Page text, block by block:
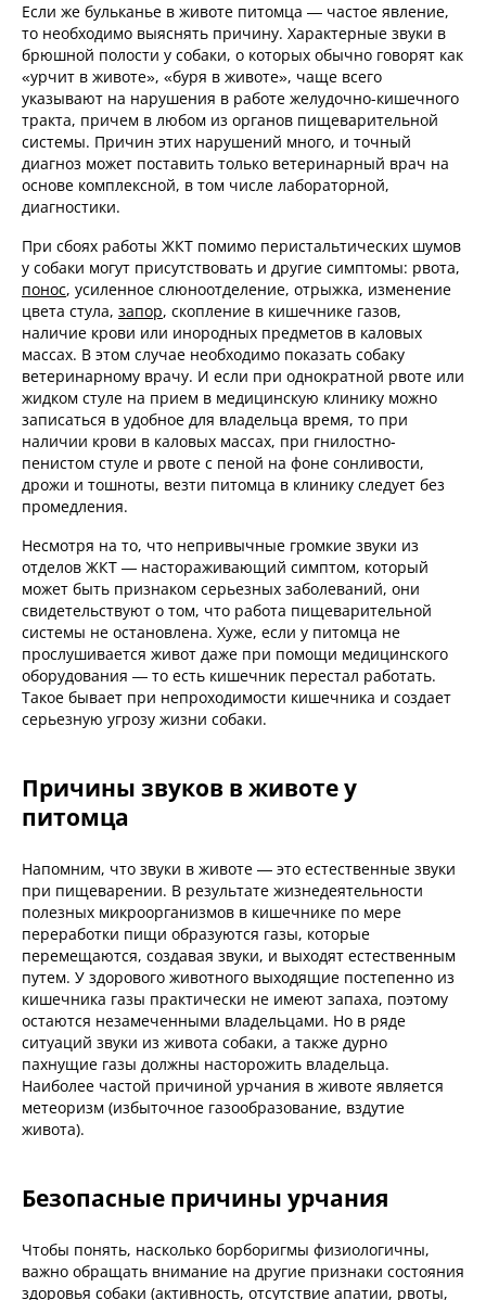
Если же бульканье в животе питомца — частое явление,
то необходимо выяснять причину. Характерные звуки в
брюшной полости у собаки, о которых обычно говорят как
«урчит в животе», «буря в животе», чаще всего
указывают на нарушения в работе желудочно-кишечного
тракта, причем в любом из органов пищеварительной
системы. Причин этих нарушений много, и точный
диагноз может поставить только ветеринарный врач на
основе комплексной, в том числе лабораторной,
диагностики.
При сбоях работы ЖКТ помимо перистальтических шумов
у собаки могут присутствовать и другие симптомы: рвота,
понос, усиленное слюноотделение, отрыжка, изменение
цвета стула, запор, скопление в кишечнике газов,
наличие крови или инородных предметов в каловых
массах. В этом случае необходимо показать собаку
ветеринарному врачу. И если при однократной рвоте или
жидком стуле на прием в медицинскую клинику можно
записаться в удобное для владельца время, то при
наличии крови в каловых массах, при гнилостно-
пенистом стуле и рвоте с пеной на фоне сонливости,
дрожи и тошноты, везти питомца в клинику следует без
промедления.
Несмотря на то, что непривычные громкие звуки из
отделов ЖКТ — настораживающий симптом, который
может быть признаком серьезных заболеваний, они
свидетельствуют о том, что работа пищеварительной
системы не остановлена. Хуже, если у питомца не
прослушивается живот даже при помощи медицинского
оборудования — то есть кишечник перестал работать.
Такое бывает при непроходимости кишечника и создает
серьезную угрозу жизни собаки.
Причины звуков в животе у
питомца
Напомним, что звуки в животе — это естественные звуки
при пищеварении. В результате жизнедеятельности
полезных микроорганизмов в кишечнике по мере
переработки пищи образуются газы, которые
перемещаются, создавая звуки, и выходят естественным
путем. У здорового животного выходящие постепенно из
кишечника газы практически не имеют запаха, поэтому
остаются незамеченными владельцами. Но в ряде
ситуаций звуки из живота собаки, а также дурно
пахнущие газы должны насторожить владельца.
Наиболее частой причиной урчания в животе является
метеоризм (избыточное газообразование, вздутие
живота).
Безопасные причины урчания
Чтобы понять, насколько борборигмы физиологичны,
важно обращать внимание на другие признаки состояния
здоровья собаки (активность, отсутствие апатии, рвоты,